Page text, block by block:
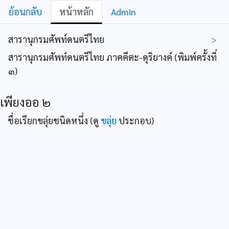
ย้อนกลับ หน้าหลัก Admin
สารานุกรมศัพท์ดนตรีไทย
>
สารานุกรมศัพท์ดนตรีไทย ภาคคีตะ-ดุริยางค์ (พิมพ์ครั้งที่
๓)
เพียงออ ๒
ชื่อเรียกขลุ่ยชนิดหนึ่ง (ดู ขลุ่ย ประกอบ)